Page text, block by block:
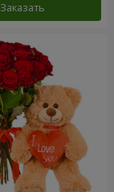
Заказать